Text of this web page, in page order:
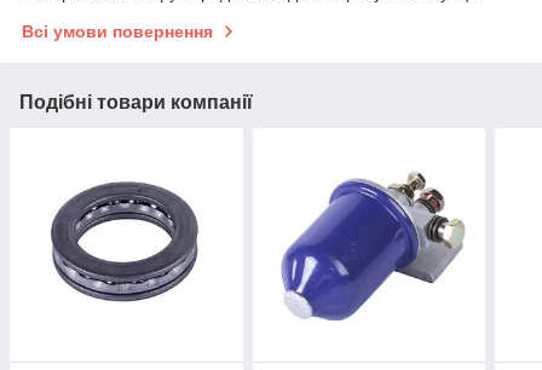
Всі умови повернення
Подібні товари компанії